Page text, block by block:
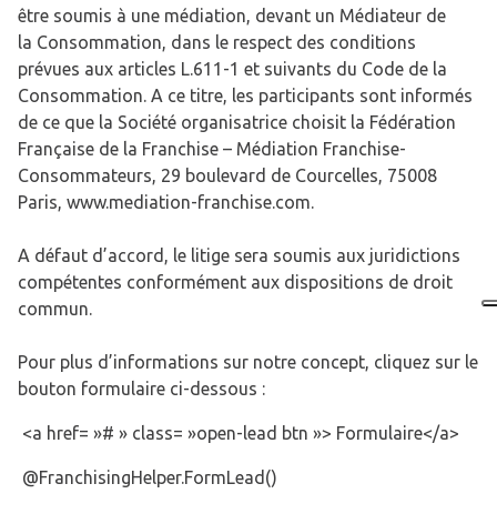
être soumis à une médiation, devant un Médiateur de
la Consommation, dans le respect des conditions
prévues aux articles L.611-1 et suivants du Code de la
Consommation. A ce titre, les participants sont informés
de ce que la Société organisatrice choisit la Fédération
Française de la Franchise – Médiation Franchise-
Consommateurs, 29 boulevard de Courcelles, 75008
Paris, www.mediation-franchise.com.
A défaut d’accord, le litige sera soumis aux juridictions
compétentes conformément aux dispositions de droit
commun.
Pour plus d’informations sur notre concept, cliquez sur le
bouton formulaire ci-dessous :
<a href= »# » class= »open-lead btn »> Formulaire</a>
@FranchisingHelper.FormLead()